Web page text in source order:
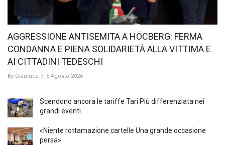
AGGRESSIONE ANTISEMITA A HÖCBERG: FERMA
CONDANNA E PIENA SOLIDARIETÀ ALLA VITTIMA E
AI CITTADINI TEDESCHI
By Gianluca / 5 Agosto 2026
Scendono ancora le tariffe Tari Più differenziata nei
grandi eventi
«Niente rottamazione cartelle Una grande occasione
persa»